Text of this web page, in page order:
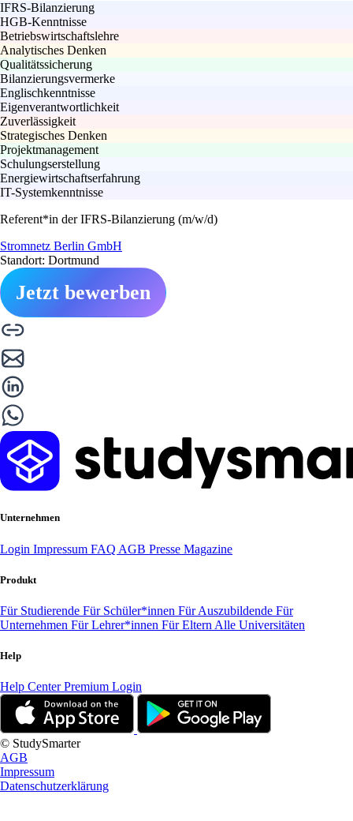
IFRS-Bilanzierung
HGB-Kenntnisse
Betriebswirtschaftslehre
Analytisches Denken
Qualitätssicherung
Bilanzierungsvermerke
Englischkenntnisse
Eigenverantwortlichkeit
Zuverlässigkeit
Strategisches Denken
Projektmanagement
Schulungserstellung
Energiewirtschaftserfahrung
IT-Systemkenntnisse
Referent*in der IFRS-Bilanzierung (m/w/d)
Stromnetz Berlin GmbH
Standort: Dortmund
Jetzt bewerben
Unternehmen
Login Impressum FAQ AGB Presse Magazine
Produkt
Für Studierende Für Schüler*innen Für Auszubildende Für
Unternehmen Für Lehrer*innen Für Eltern Alle Universitäten
Help
Help CenterPremium Login
© StudySmarter
AGB
Impressum
Datenschutzerklärung